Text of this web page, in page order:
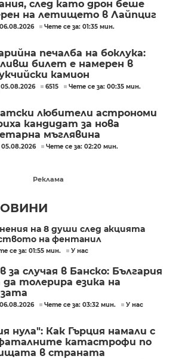
след като дрон беше
на летището в Лайпциг
Чете се за: 01:35 мин.
печалба на боклука:
билет е намерен в
камион
6515 Чете се за: 00:35 мин.
любители астрономи
кандидат за нова
мъглявина
Чете се за: 02:20 мин.
Реклама
на 8 души след акцията
на фентанил
се за: 01:55 мин. У нас
за случая в Банско: България
да толерира езика на
Чете се за: 03:32 мин. У нас
нула": Как Гърция намали с
катастрофи по
в страната